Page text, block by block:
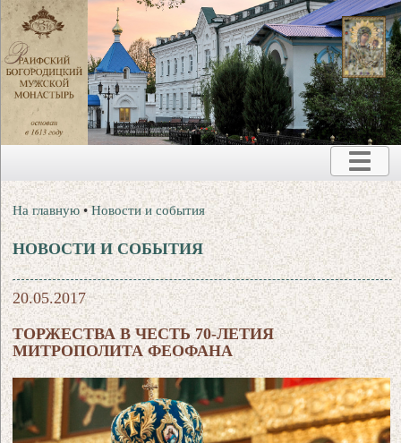
На главную •Новости и события
НОВОСТИ И СОБЫТИЯ
20.05.2017
ТОРЖЕСТВА В ЧЕСТЬ 70-ЛЕТИЯ
МИТРОПОЛИТА ФЕОФАНА